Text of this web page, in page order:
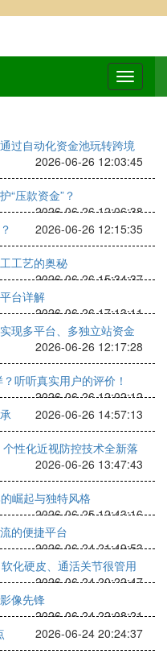
过自动化资金池玩转跨境
2026-06-26 12:03:45
“压款资金”？
2026-06-26 12:06:38
2026-06-26 12:15:35
工艺的奥秘
2026-06-26 15:34:37
台详解
2026-06-26 17:13:11
现多平台、多独立站资金
2026-06-26 12:17:28
听听真实用户的评价！
2026-06-26 12:02:12
2026-06-26 14:57:13
性化近视防控技术全新落
2026-06-26 13:47:43
崛起与独特风格
2026-06-25 12:43:16
的便捷平台
2026-06-24 21:49:53
化硬皮、通活关节很管用
2026-06-24 20:22:47
像先锋
2026-06-24 22:08:21
2026-06-24 20:24:37